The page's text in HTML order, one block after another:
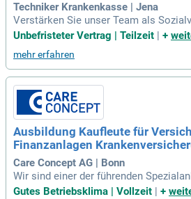
Techniker Krankenkasse | Jena
Verstärken Sie unser Team als
estellter oder Kaufmann im
Bereich Krankenversicherung!
ndenkontakt und unterstützen Sie
Gesundheits- und
niker beraten Sie Versicherte
nsere digitalen Services näher. Ihre
rlebnisse und stärkt unser
einer 35,5-Stunden-Woche, einer
e, 30 Urlaubstagen sowie zusätzlichen
Arbeitszeiten und Zuschüsse zum
den Ihr attraktives Angebot ab.
Unbefristeter Vertrag | Teilzeit | +
mehr erfahren
Ausbildung Kaufleute für
Finanzanlagen
Care Concept AG | Bonn
Wir sind einer der führenden
nkenversicherungen im
Gutes Betriebsklima | Vollzeit
+